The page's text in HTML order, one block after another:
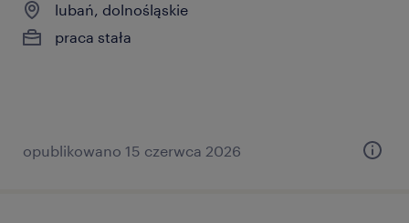
lubań, dolnośląskie
praca stała
opublikowano 15 czerwca 2026